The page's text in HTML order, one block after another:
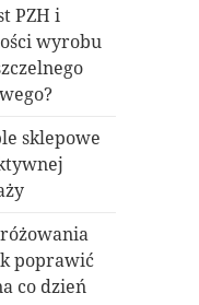
PZH i
wyrobu
sklepowe
poprawić
co dzień